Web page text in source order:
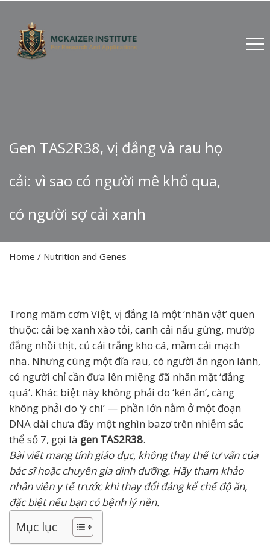
Gen TAS2R38, vị đắng và rau họ
cải: vì sao có người mê khổ qua,
có người sợ cải xanh
Home / Nutrition and Genes
Trong mâm cơm Việt, vị đắng là một ‘nhân vật’ quen
thuộc: cải bẹ xanh xào tỏi, canh cải nấu gừng, mướp
đắng nhồi thịt, củ cải trắng kho cá, mầm cải mạch
nha. Nhưng cùng một đĩa rau, có người ăn ngon lành,
có người chỉ cần đưa lên miệng đã nhăn mặt ‘đắng
quá’. Khác biệt này không phải do ‘kén ăn’, càng
không phải do ‘ý chí’ — phần lớn nằm ở một đoạn
DNA dài chưa đầy một nghìn bazơ trên nhiễm sắc
thể số 7, gọi là gen TAS2R38.
Bài viết mang tính giáo dục, không thay thế tư vấn của
bác sĩ hoặc chuyên gia dinh dưỡng. Hãy tham khảo
nhân viên y tế trước khi thay đổi đáng kể chế độ ăn,
đặc biệt nếu bạn có bệnh lý nền.
Mục lục